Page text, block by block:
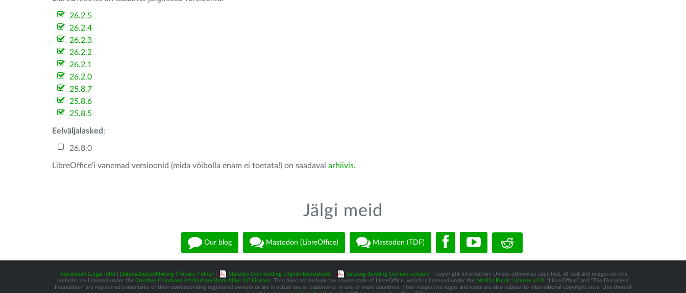
26.2.5
26.2.4
26.2.3
26.2.2
26.2.1
26.2.0
25.8.7
25.8.6
25.8.5
Eelväljalasked :
26.8.0
LibreOffice'i vanemad versioonid (mida võibolla enam ei toetata!) on saadaval arhiivis.
Jälgi meid
Our blog Mastodon (LibreOffice) Mastodon (TDF)
Impressum (Legal Info)| Datenschutzerklärung (Privacy Policy)| Statutes (non-binding English translation) - Satzung (binding German version)
| Copyright information: Unless otherwise specified, all text and images on this
website are licensed under the Creative Commons Attribution-Share Alike 3.0 License. This does not include the source code of LibreOffice, which is licensed under the Mozilla Public License v2.0. “LibreOffice” and “The Document
Foundation” are registered trademarks of their corresponding registered owners or are in actual use as trademarks in one or more countries. Their respective logos and icons are also subject to international copyright laws. Use thereof